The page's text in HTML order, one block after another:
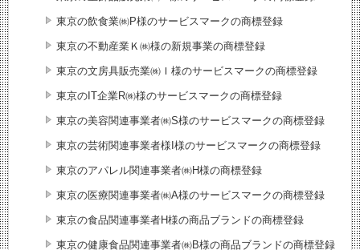
東京の飲食業㈱P様のサービスマークの商標登録
東京の不動産業Ｋ㈱様の新規事業の商標登録
東京の文房具販売業㈱Ｉ様のサービスマークの商標登録
東京のIT企業R㈱様のサービスマークの商標登録
東京の美容関連事業者㈱S様のサービスマークの商標登録
東京の芸術関連事業者様I様のサービスマークの商標登録
東京のアパレル関連事業者㈱H様の商標登録
東京の医療関連事業者㈱A様のサービスマークの商標登録
東京の食品関連事業者H様の商品ブランドの商標登録
東京の健康食品関連事業者㈱B様の商品ブランドの商標登録